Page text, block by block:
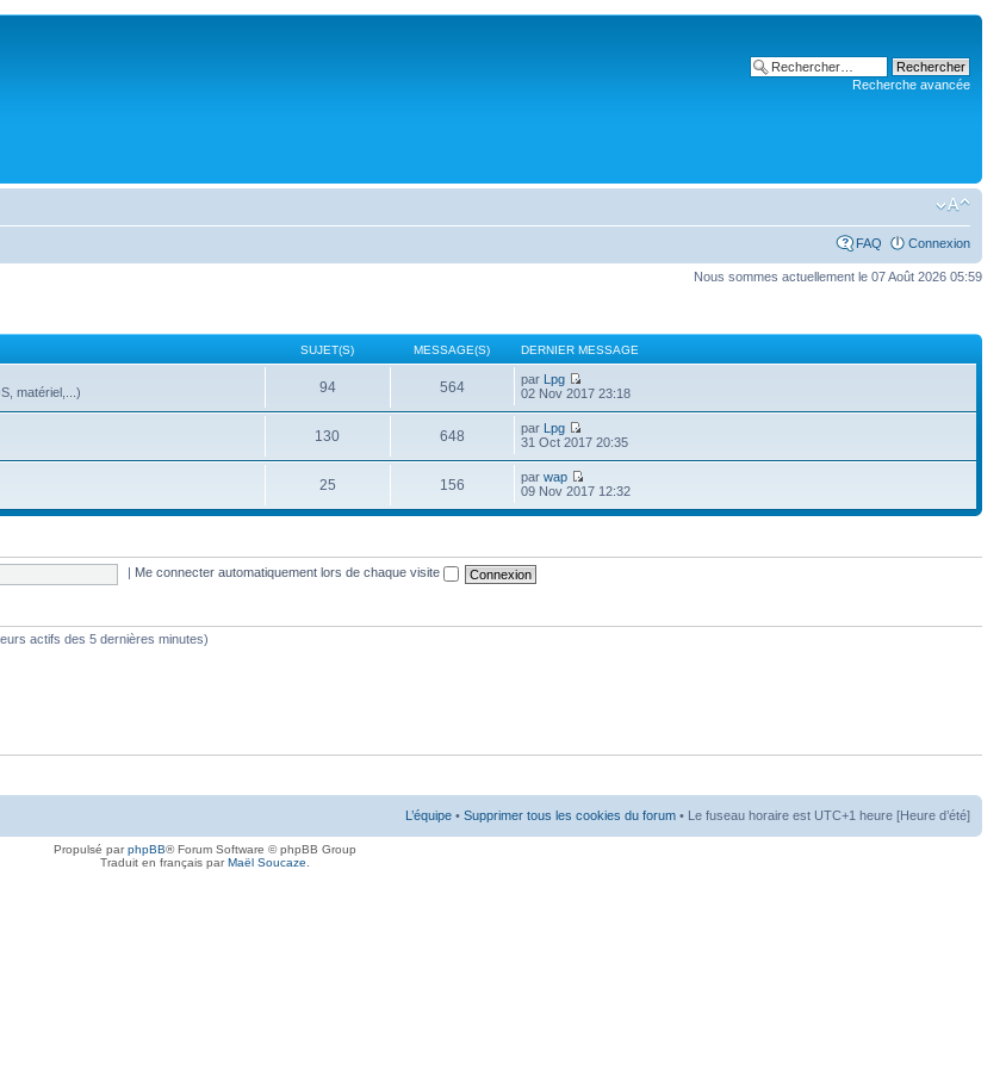
Recherche avancée
FAQ Connexion
Nous sommes actuellement le 07 Août 2026 05:59
SUJET(S) MESSAGE(S) DERNIER MESSAGE
matériel,...) 94 564 par Lpg
02 Nov 2017 23:18
130 648 par Lpg
31 Oct 2017 20:35
25 156 parwap
09 Nov 2017 12:32
Me connecter automatiquement lors de chaque visite
actifs des 5 dernières minutes)
L’équipe • Supprimer tous les cookies du forum • Le fuseau horaire est UTC+1 heure [Heure d’été]
Propulsé parphpBB® Forum Software © phpBB Group
Traduit en français parMaël Soucaze